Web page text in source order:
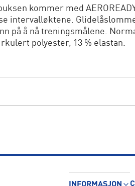
kommer med
intervalløktene.
på å nå treningsmålene.
polyester, 13 % elastan.